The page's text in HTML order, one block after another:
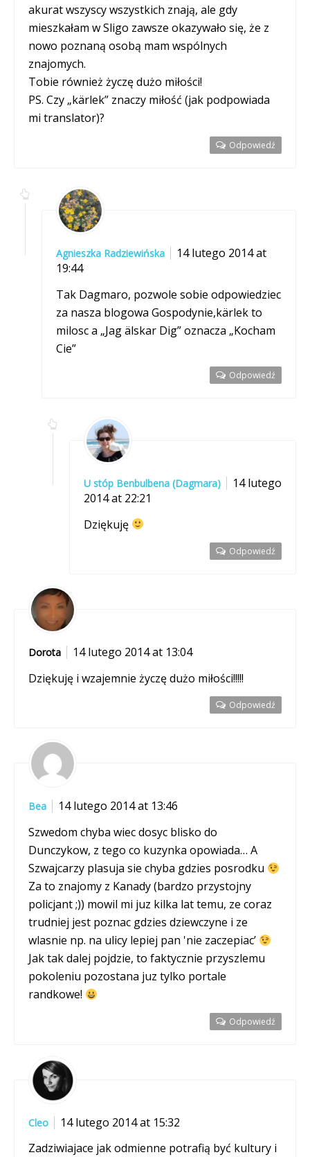
akurat wszyscy wszystkich znają, ale gdy
mieszkałam w Sligo zawsze okazywało się, że z
nowo poznaną osobą mam wspólnych
znajomych.
Tobie również życzę dużo miłości!
PS. Czy „kärlek” znaczy miłość (jak podpowiada
mi translator)?
Odpowiedź
Agnieszka Radziewińska
14 lutego 2014 at
19:44
Tak Dagmaro, pozwole sobie odpowiedziec
za nasza blogowa Gospodynie,kärlek to
milosc a „Jag älskar Dig” oznacza „Kocham
Cie”
Odpowiedź
U stóp Benbulbena (Dagmara)
14 lutego
2014 at 22:21
Dziękuję
Odpowiedź
Dorota
14 lutego 2014 at 13:04
Dziękuję i wzajemnie życzę dużo miłości!!!!!
Odpowiedź
Bea
14 lutego 2014 at 13:46
Szwedom chyba wiec dosyc blisko do
Dunczykow, z tego co kuzynka opowiada… A
Szwajcarzy plasuja sie chyba gdzies posrodku
Za to znajomy z Kanady (bardzo przystojny
policjant ;)) mowil mi juz kilka lat temu, ze coraz
trudniej jest poznac gdzies dziewczyne i ze
wlasnie np. na ulicy lepiej pan 'nie zaczepiac’
Jak tak dalej pojdzie, to faktycznie przyszlemu
pokoleniu pozostana juz tylko portale
randkowe!
Odpowiedź
Cleo
14 lutego 2014 at 15:32
Zadziwiajace jak odmienne potrafią być kultury i